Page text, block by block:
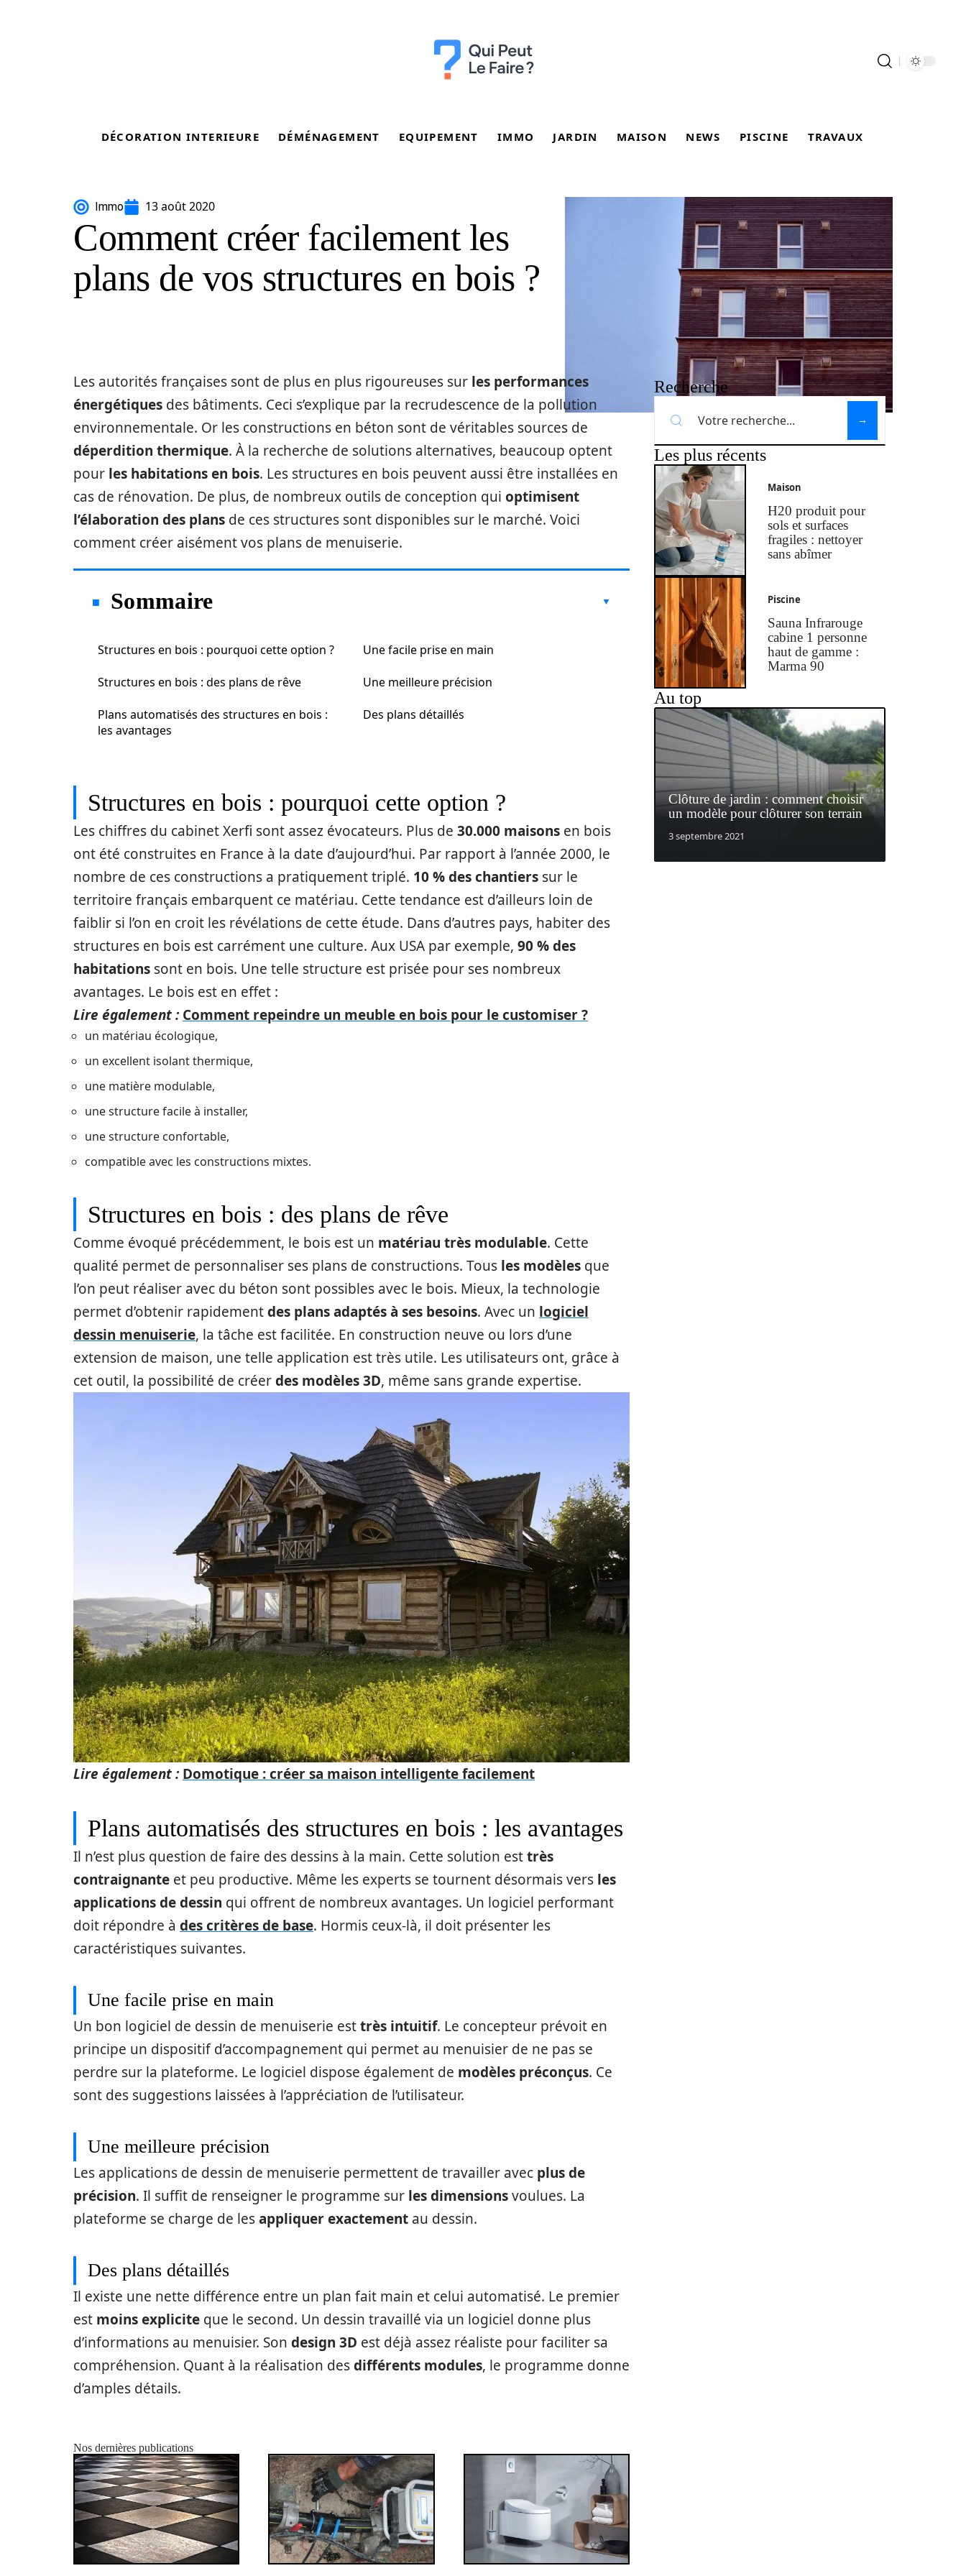
DÉCORATION INTERIEURE DÉMÉNAGEMENT EQUIPEMENT IMMO JARDIN MAISON NEWS PISCINE TRAVAUX
Immo 13 août 2020
Comment créer facilement les
plans de vos structures en bois ?
Les autorités françaises sont de plus en plus rigoureuses sur les performances
énergétiques des bâtiments. Ceci s’explique par la recrudescence de la pollution
environnementale. Or les constructions en béton sont de véritables sources de
déperdition thermique. À la recherche de solutions alternatives, beaucoup optent
pour les habitations en bois. Les structures en bois peuvent aussi être installées en
cas de rénovation. De plus, de nombreux outils de conception qui optimisent
l’élaboration des plans de ces structures sont disponibles sur le marché. Voici
comment créer aisément vos plans de menuiserie.
Sommaire
Structures en bois : pourquoi cette option ?
Structures en bois : des plans de rêve
Plans automatisés des structures en bois :
les avantages
Une facile prise en main
Une meilleure précision
Des plans détaillés
Structures en bois : pourquoi cette option ?
Les chiffres du cabinet Xerfi sont assez évocateurs. Plus de 30.000 maisons en bois
ont été construites en France à la date d’aujourd’hui. Par rapport à l’année 2000, le
nombre de ces constructions a pratiquement triplé. 10 % des chantiers sur le
territoire français embarquent ce matériau. Cette tendance est d’ailleurs loin de
faiblir si l’on en croit les révélations de cette étude. Dans d’autres pays, habiter des
structures en bois est carrément une culture. Aux USA par exemple, 90 % des
habitations sont en bois. Une telle structure est prisée pour ses nombreux
avantages. Le bois est en effet :
Lire également : Comment repeindre un meuble en bois pour le customiser ?
un matériau écologique,
un excellent isolant thermique,
une matière modulable,
une structure facile à installer,
une structure confortable,
compatible avec les constructions mixtes.
Structures en bois : des plans de rêve
Comme évoqué précédemment, le bois est un matériau très modulable. Cette
qualité permet de personnaliser ses plans de constructions. Tous les modèles que
l’on peut réaliser avec du béton sont possibles avec le bois. Mieux, la technologie
permet d’obtenir rapidementdes plans adaptés à ses besoins. Avec un logiciel
dessin menuiserie, la tâche est facilitée. En construction neuve ou lors d’une
extension de maison, une telle application est très utile. Les utilisateurs ont, grâce à
cet outil, la possibilité de créerdes modèles 3D, même sans grande expertise.
Lire également : Domotique : créer sa maison intelligente facilement
Plans automatisés des structures en bois : les avantages
Il n’est plus question de faire des dessins à la main. Cette solution esttrès
contraignante et peu productive. Même les experts se tournent désormais vers les
applications de dessin qui offrent de nombreux avantages. Un logiciel performant
doit répondre à des critères de base. Hormis ceux-là, il doit présenter les
caractéristiques suivantes.
Une facile prise en main
Un bon logiciel de dessin de menuiserie esttrès intuitif. Le concepteur prévoit en
principe un dispositif d’accompagnement qui permet au menuisier de ne pas se
perdre sur la plateforme. Le logiciel dispose également de modèles préconçus. Ce
sont des suggestions laissées à l’appréciation de l’utilisateur.
Une meilleure précision
Les applications de dessin de menuiserie permettent de travailler avec plus de
précision. Il suffit de renseigner le programme sur les dimensionsvoulues. La
plateforme se charge de lesappliquer exactement au dessin.
Des plans détaillés
Il existe une nette différence entre un plan fait main et celui automatisé. Le premier
est moins explicite que le second. Un dessin travaillé via un logiciel donne plus
d’informations au menuisier. Son design 3D est déjà assez réaliste pour faciliter sa
compréhension. Quant à la réalisation desdifférents modules, le programme donne
d’amples détails.
Nos dernières publications
Recherche
Les plus récents
Maison
H20 produit pour
sols et surfaces
fragiles : nettoyer
sans abîmer
Piscine
Sauna Infrarouge
cabine 1 personne
haut de gamme :
Marma 90
Au top
Clôture de jardin : comment choisir
un modèle pour clôturer son terrain
3 septembre 2021